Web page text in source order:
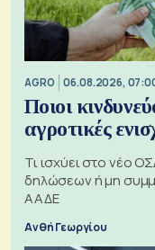
AGRO 06.08.2026,
Ποιοι
αγροτικές
Τι ισχύει στο νέο
δηλώσεων ή μη
ΑΑΔΕ
Ανθή Γεωργίου